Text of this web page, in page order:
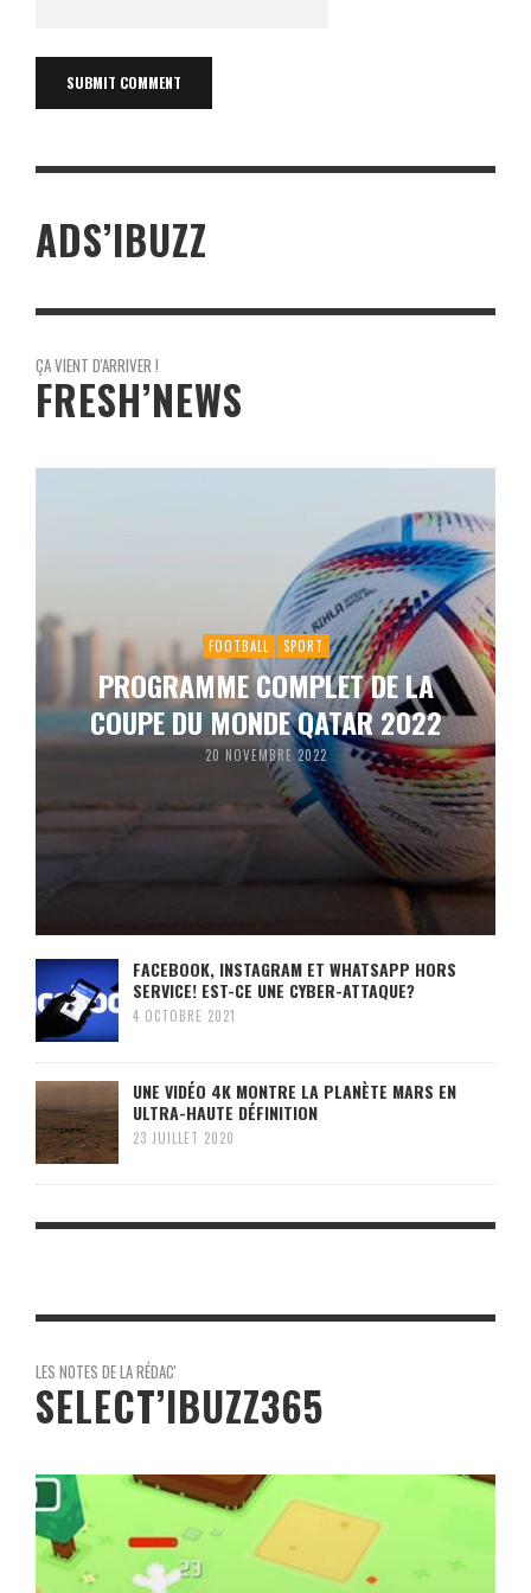
ADS’IBUZZ
ÇA VIENT D'ARRIVER !
FRESH’NEWS
FOOTBALL SPORT
PROGRAMME COMPLET DE LA
COUPE DU MONDE QATAR 2022
20 NOVEMBRE 2022
FACEBOOK, INSTAGRAM ET WHATSAPP HORS
SERVICE! EST-CE UNE CYBER-ATTAQUE?
4 OCTOBRE 2021
UNE VIDÉO 4K MONTRE LA PLANÈTE MARS EN
ULTRA-HAUTE DÉFINITION
23 JUILLET 2020
LES NOTES DE LA RÉDAC'
SELECT’IBUZZ365